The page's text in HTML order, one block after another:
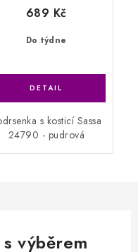
Do týdne
689 Kč
s kosticí Sassa
24790 - pudrová
výběrem